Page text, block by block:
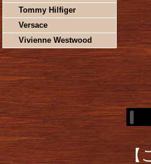
Tommy Hilfiger
Versace
Vivienne Westwood
【